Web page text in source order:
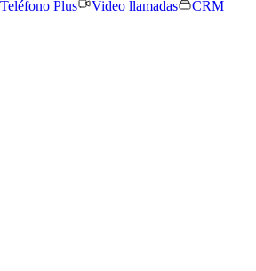
Teléfono Plus Video llamadas
CRM